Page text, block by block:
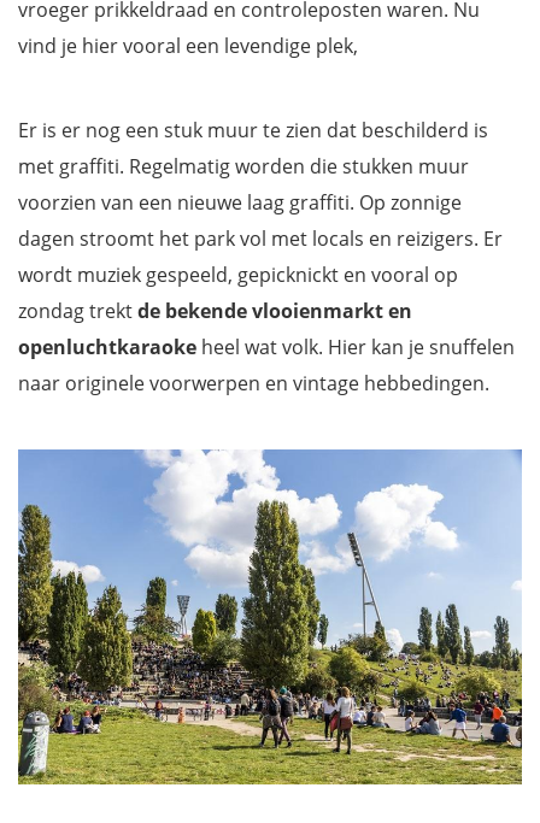
vroeger prikkeldraad en controleposten waren. Nu
vind je hier vooral een levendige plek,
Er is er nog een stuk muur te zien dat beschilderd is
met graffiti. Regelmatig worden die stukken muur
voorzien van een nieuwe laag graffiti. Op zonnige
dagen stroomt het park vol met locals en reizigers. Er
wordt muziek gespeeld, gepicknickt en vooral op
zondag trektde bekende vlooienmarkt en
openluchtkaraoke heel wat volk. Hier kan je snuffelen
naar originele voorwerpen en vintage hebbedingen.